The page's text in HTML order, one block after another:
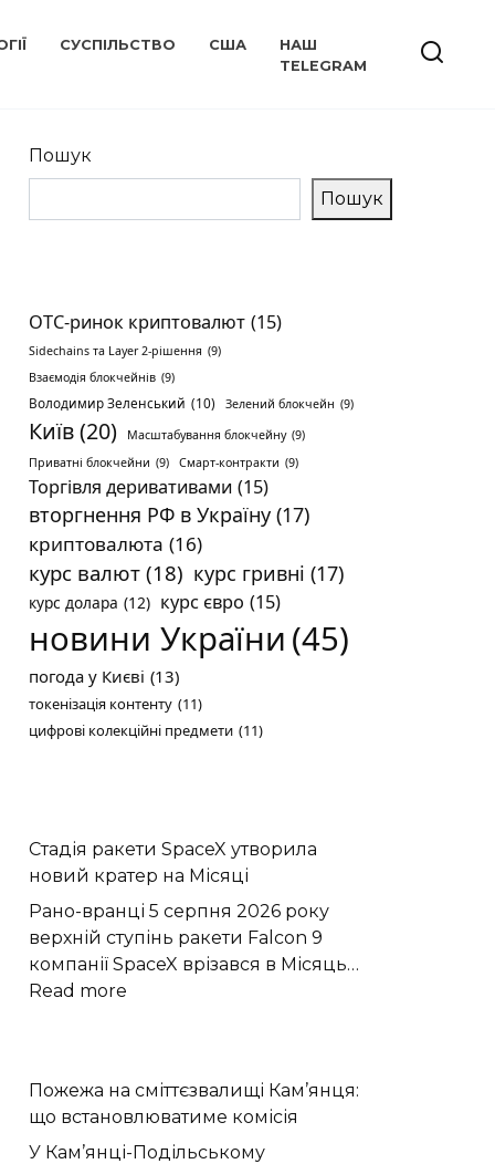
СУСПІЛЬСТВО США
НАШ
TELEGRAM
Пошук
Пошук
OTC-ринок криптовалют (15)
Sidechains та Layer 2-рішення (9)
Взаємодія блокчейнів (9)
Володимир Зеленський (10) Зелений блокчейн (9)
Київ(20) Масштабування блокчейну (9)
Приватні блокчейни (9) Смарт-контракти (9)
Торгівля деривативами (15)
вторгнення РФ в Україну (17)
криптовалюта (16)
курс валют (18) курс гривні (17)
курс долара (12) курс євро (15)
новини України (45)
погода у Києві (13)
токенізація контенту (11)
цифрові колекційні предмети (11)
Стадія ракети SpaceX утворила
новий кратер на Місяці
Рано-вранці 5 серпня 2026 року
верхній ступінь ракети Falcon 9
компанії SpaceX врізався в Місяць…
Read more
утворила
новий
кратер
Пожежа на сміттєзвалищі Кам’янця:
що встановлюватиме комісія
У Кам’янці-Подільському